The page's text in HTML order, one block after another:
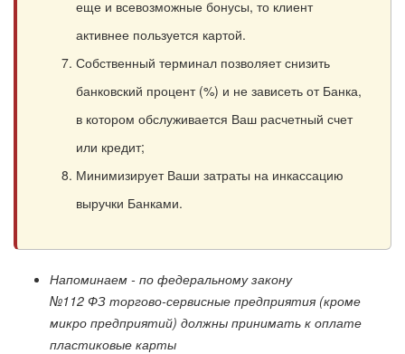
еще и всевозможные бонусы, то клиент
активнее пользуется картой.
Собственный терминал позволяет снизить
банковский процент (%) и не зависеть от Банка,
в котором обслуживается Ваш расчетный счет
или кредит;
Минимизирует Ваши затраты на инкассацию
выручки Банками.
Напоминаем - по федеральному закону
№112 ФЗ торгово-сервисные предприятия (кроме
микро предприятий) должны принимать к оплате
пластиковые карты